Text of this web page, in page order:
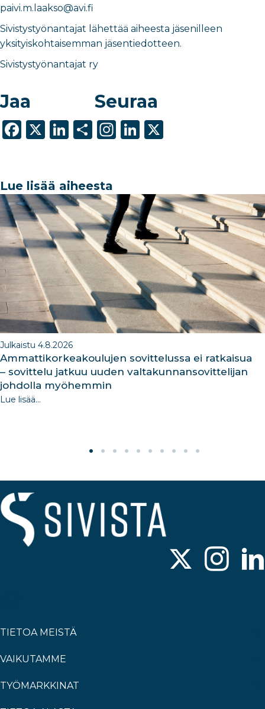
paivi.m.laakso@avi.fi
Sivistystyönantajat lähettää aiheesta jäsenilleen
yksityiskohtaisemman jäsentiedotteen.
Sivistystyönantajat ry
Jaa
F
e
b
o
o
k
X
Li
e
dI
n
S
e
Seuraa
In
ra
m
Li
dI
n
Lue lisää aiheesta
Julkaistu 4.8.2026
Ammattikorkeakoulujen sovittelussa ei ratkaisua
– sovittelu jatkuu uuden valtakunnansovittelijan
johdolla myöhemmin
Lue lisää...
TIETOA MEISTÄ
VAIKUTAMME
TYÖMARKKINAT